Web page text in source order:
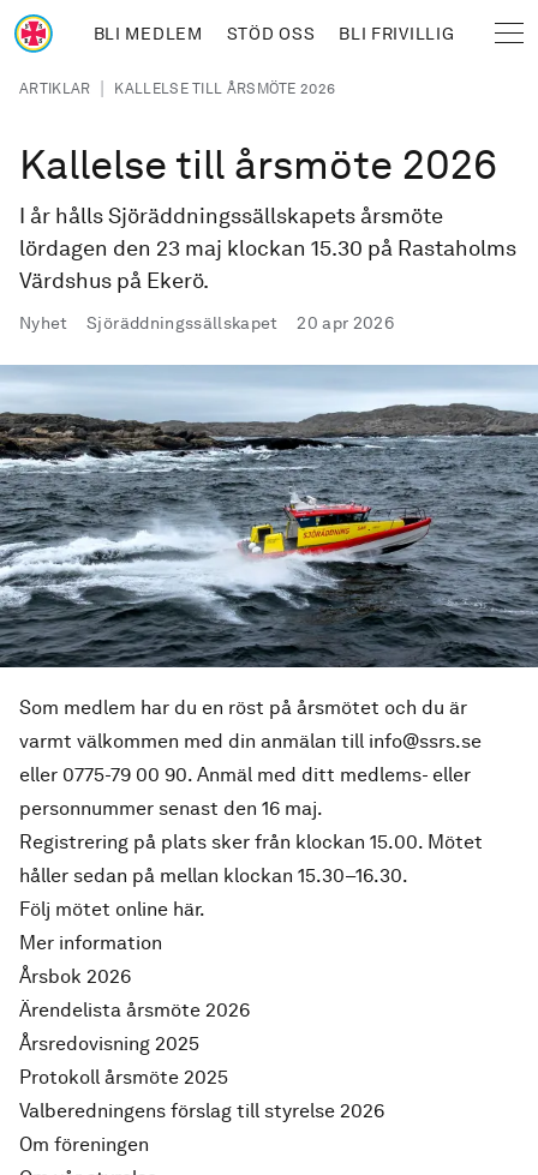
Hoppa till huvudinnehåll
BLI MEDLEM STÖD OSS BLI FRIVILLIG
Länkstig
ARTIKLAR | KALLELSE TILL ÅRSMÖTE 2026
Kallelse till årsmöte 2026
I år hålls Sjöräddningssällskapets årsmöte
lördagen den 23 maj klockan 15.30 på Rastaholms
Värdshus på Ekerö.
Nyhet Sjöräddningssällskapet Publicerad
20 apr 2026
Som medlem har du en röst på årsmötet och du är
varmt välkommen med din anmälan till info@ssrs.se
eller 0775-79 00 90. Anmäl med ditt medlems- eller
personnummer senast den 16 maj.
Registrering på plats sker från klockan 15.00. Mötet
håller sedan på mellan klockan 15.30–16.30.
Följ mötet online här.
Mer information
Årsbok 2026
Ärendelista årsmöte 2026
Årsredovisning 2025
Protokoll årsmöte 2025
Valberedningens förslag till styrelse 2026
Om föreningen